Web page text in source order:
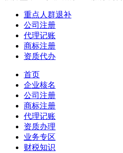
重点人群退补
公司注册
代理记账
商标注册
资质代办
首页
企业核名
公司注册
商标注册
代理记账
资质办理
业务专区
财税知识